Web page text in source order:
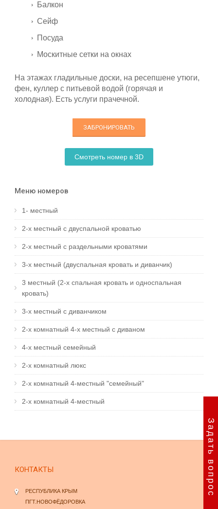
Балкон
Сейф
Посуда
Москитные сетки на окнах
На этажах гладильные доски, на ресепшене утюги,
фен, куллер с питьевой водой (горячая и
холодная). Есть услуги прачечной.
ЗАБРОНИРОВАТЬ
Смотреть номер в 3D
Меню номеров
1- местный
2-х местный с двуспальной кроватью
2-х местный с раздельными кроватями
3-х местный (двуспальная кровать и диванчик)
3 местный (2-х спальная кровать и односпальная
кровать)
3-х местный с диванчиком
2-х комнатный 4-х местный с диваном
4-х местный семейный
2-х комнатный люкс
2-х комнатный 4-местный "семейный"
2-х комнатный 4-местный
КОНТАКТЫ
РЕСПУБЛИКА КРЫМ
ПГТ.НОВОФЁДОРОВКА
Задать вопрос